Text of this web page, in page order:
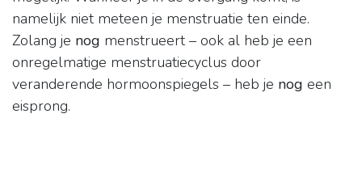
namelijk niet meteen je menstruatie ten einde.
Zolang je nog menstrueert – ook al heb je een
onregelmatige menstruatiecyclus door
veranderende hormoonspiegels – heb je nog een
eisprong.